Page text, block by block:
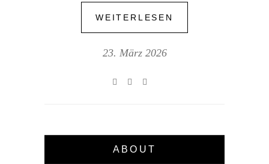
WEITERLESEN
23. März 2026
ABOUT